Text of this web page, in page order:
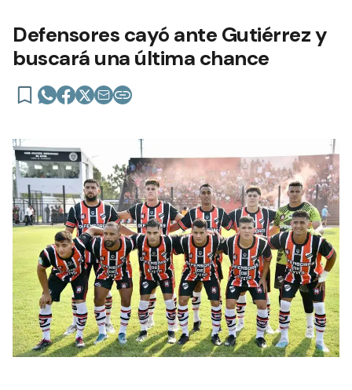
Defensores cayó ante Gutiérrez y
buscará una última chance